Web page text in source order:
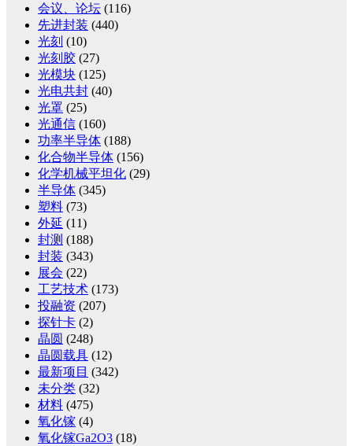
会议、论坛 (116)
先进封装 (440)
光刻 (10)
光刻胶 (27)
光模块 (125)
光电共封 (40)
光罩 (25)
光通信 (160)
功率半导体 (188)
化合物半导体 (156)
化学机械平坦化 (29)
半导体 (345)
塑料 (73)
外延 (11)
封测 (188)
封装 (343)
展会 (22)
工艺技术 (173)
投融资 (207)
探针卡 (2)
晶圆 (248)
晶圆载具 (12)
最新项目 (342)
未分类 (32)
材料 (475)
氧化镓 (4)
氧化镓Ga2O3 (18)